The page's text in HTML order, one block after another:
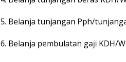
5. Belanja tunjangan Pph/
6. Belanja pembulatan gaji KDH/